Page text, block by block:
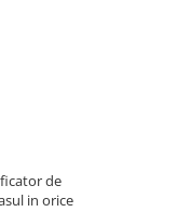
de
in orice